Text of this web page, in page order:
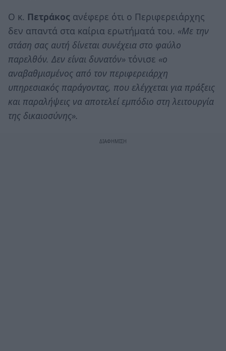
Ο κ. Πετράκος ανέφερε ότι ο Περιφερειάρχης
δεν απαντά στα καίρια ερωτήματά του. «Με την
στάση σας αυτή δίνεται συνέχεια στο φαύλο
παρελθόν. Δεν είναι δυνατόν» τόνισε «ο
αναβαθμισμένος από τον περιφερειάρχη
υπηρεσιακός παράγοντας, που ελέγχεται για πράξεις
και παραλήψεις να αποτελεί εμπόδιο στη λειτουργία
της δικαιοσύνης».